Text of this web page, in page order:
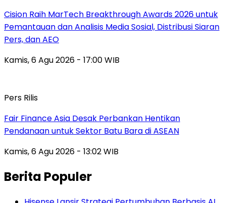
Cision Raih MarTech Breakthrough Awards 2026 untuk
Pemantauan dan Analisis Media Sosial, Distribusi Siaran
Pers, dan AEO
Kamis, 6 Agu 2026 - 17:00 WIB
Pers Rilis
Fair Finance Asia Desak Perbankan Hentikan
Pendanaan untuk Sektor Batu Bara di ASEAN
Kamis, 6 Agu 2026 - 13:02 WIB
Berita Populer